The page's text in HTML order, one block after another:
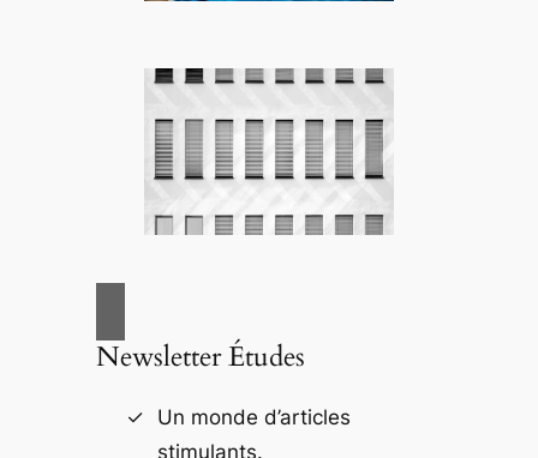
Newsletter Études
Un monde d’articles
stimulants.